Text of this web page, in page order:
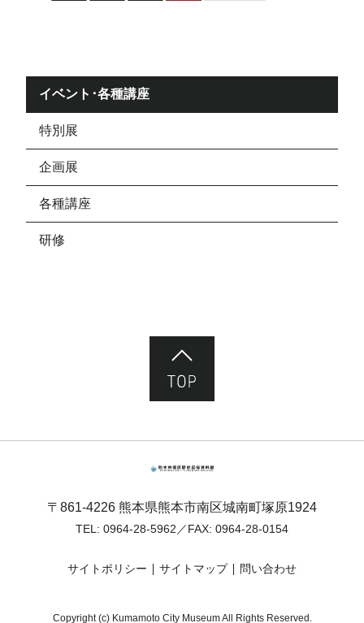
イベント･各種講座
特別展
企画展
各種講座
研修
〒861-4226 熊本県熊本市南区城南町塚原1924
TEL: 0964-28-5962 ／FAX: 0964-28-0154
サイトポリシー サイトマップ 問い合わせ
Copyright (c) Kumamoto City Museum All Rights Reserved.